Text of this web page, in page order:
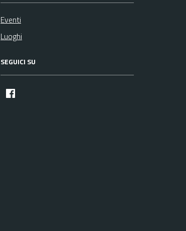
Eventi
Luoghi
SEGUICI SU